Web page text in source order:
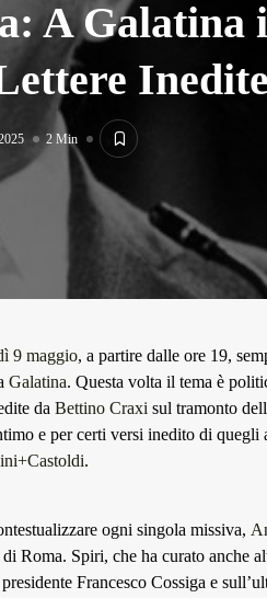
A Galatina
Inedite
2 Min
9 maggio, a partire dalle ore 19,
Galatina. Questa volta il tema è
da Bettino Craxi sul tramonto
e per certi versi inedito di quegli
.
ogni singola missiva,
Roma. Spiri, che ha curato anche
Francesco Cossiga e